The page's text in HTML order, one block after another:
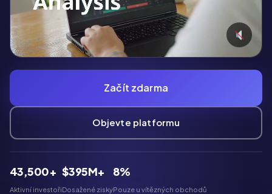
Začít zdarma
Objevte platformu
43,500+
Aktivní investoři
$395M+
Dosažené zisky
8%
Pouze u vítězných obchodů